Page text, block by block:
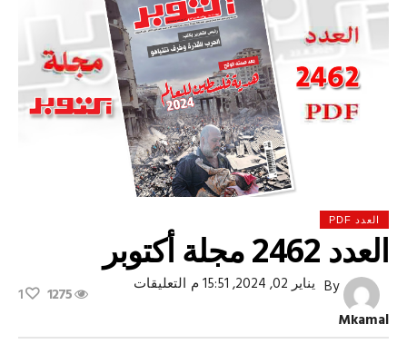
العدد PDF
العدد 2462 مجلة أكتوبر
By
Mkamal
يناير 02, 2024, 15:51 م التعليقاتعلى
أكتوبر
1275
1